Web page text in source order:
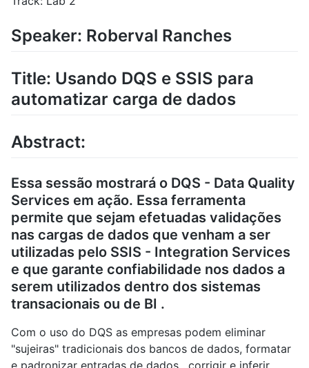
Speaker: Roberval Ranches
Title: Usando DQS e SSIS para
automatizar carga de dados
Abstract:
Essa sessão mostrará o DQS - Data Quality
Services em ação. Essa ferramenta
permite que sejam efetuadas validações
nas cargas de dados que venham a ser
utilizadas pelo SSIS - Integration Services
e que garante confiabilidade nos dados a
serem utilizados dentro dos sistemas
transacionais ou de BI .
Com o uso do DQS as empresas podem eliminar
"sujeiras" tradicionais dos bancos de dados, formatar